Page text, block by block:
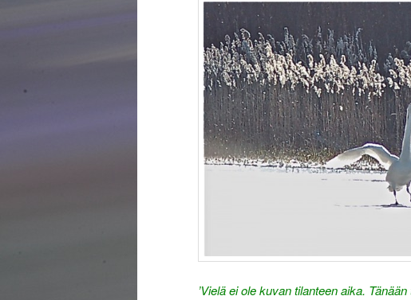
’Vielä ei ole kuvan tilanteen aika.